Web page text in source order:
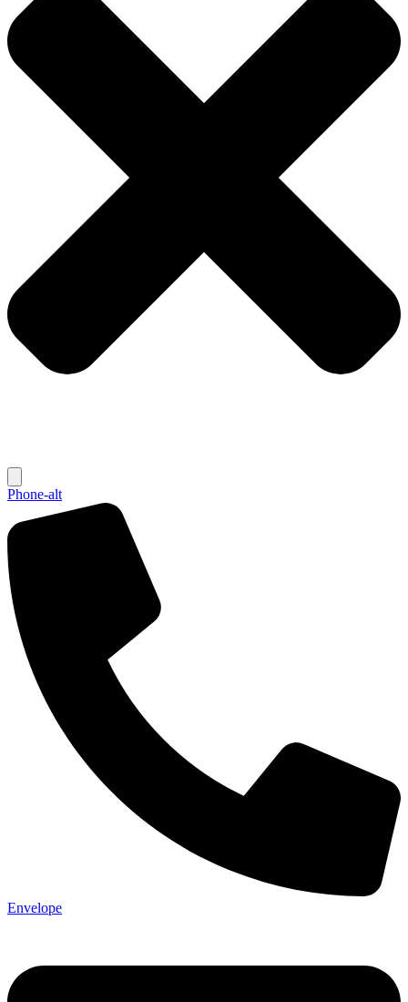
Phone-alt
Envelope